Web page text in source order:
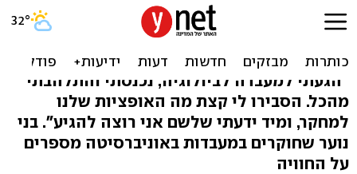
החוקרים הצעירים שחושבים
מחוץ לקופסה
"הגעתי למעבדה לביולוגיה, נכנסתי והתלהבתי
מהכל. הסבירו לי קצת מה האופציות שלנו
למחקר, ומיד ידעתי שלשם אני רוצה להגיע". בני
נוער שחוקרים במעבדות באוניברסיטה מספרים
על החוויה